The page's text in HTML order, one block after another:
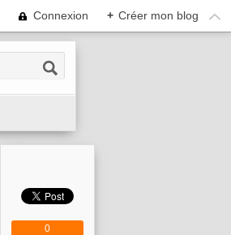
Connexion + Créer mon blog
0